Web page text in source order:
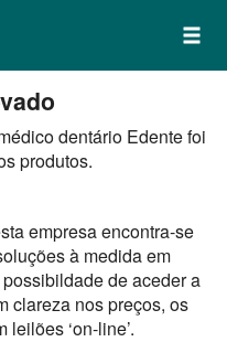
dentário Edente foi
produtos.
empresa encontra-se
à medida em
de aceder a
clareza nos preços, os
‘on-line’.